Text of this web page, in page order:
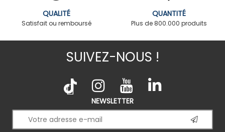
QUALITÉ
Satisfait ou remboursé
QUANTITÉ
Plus de 800.000 produits
SUIVEZ-NOUS !
NEWSLETTER